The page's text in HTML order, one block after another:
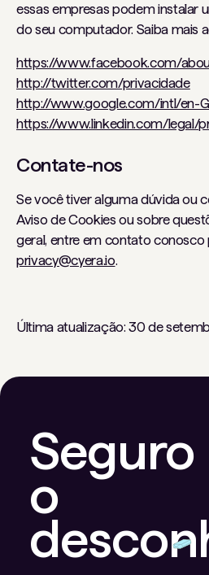
essas empresas podem instalar
do seu computador. Saiba mais
https://www.facebook.com/
http://twitter.com/privacidade
http://www.google.com/intl/en-
https://www.linkedin.com/legal/
Contate-nos
Se você tiver alguma dúvida ou
Aviso de Cookies ou sobre
geral, entre em contato conosco
privacy@cyera.io.
Última atualização: 30 de
Seguro
o